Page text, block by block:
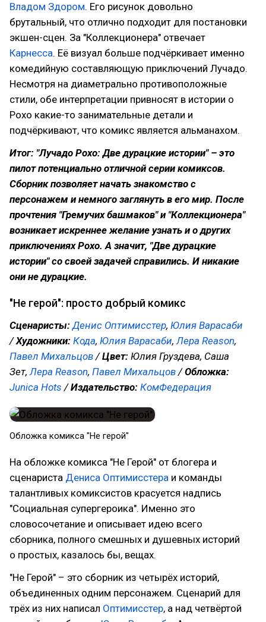
Владом Здором. Его рисунок довольно
брутальный, что отлично подходит для постановки
экшен-сцен. За "Коллекционера" отвечает
Карнесса. Её визуал больше подчёркивает именно
комедийную составляющую приключений Лучадо.
Несмотря на диаметрально противоположные
стили, обе интерпретации привносят в истории о
Рохо какие-то занимательные детали и
подчёркивают, что комикс является альманахом.
Итог: "Лучадо Рохо: Две дурацкие истории" – это
пилот потенциально отличной серии комиксов.
Сборник позволяет начать знакомство с
персонажем и немного заглянуть в его мир. После
прочтения "Гремучих башмаков" и "Коллекционера"
возникает искреннее желание узнать и о других
приключениях Рохо. А значит, "Две дурацкие
истории" со своей задачей справились. И никакие
они не дурацкие.
"Не герой": просто добрый комикс
Сценаристы: Денис Оптимисстер, Юлия Варасаби
/Художники: Кода, Юлия Варасаби,Лера Reason,
Павел Михальцов/Цвет: Юлия Груздева, Саша
Зет,Лера Reason, Павел Михальцов/Обложка:
Junica Hots /Издательство: КомФедерация
Обложка комикса "Не герой"
На обложке комикса "Не Герой" от блогера и
сценариста Дениса Оптимисстера и команды
талантливых комиксистов красуется надпись
"Социальная супергероика". Именно это
словосочетание и описывает идею всего
сборника, полного смешных и душевных историй
о простых, казалось бы, вещах.
"Не Герой" – это сборник из четырёх историй,
объединенных одним персонажем. Сценарий для
трёх из них написал Оптимисстер, а над четвёртой